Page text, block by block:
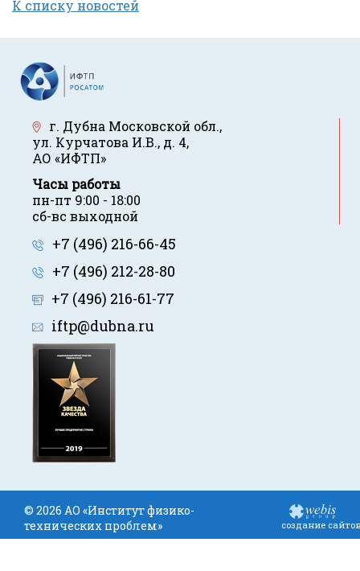
К списку новостей
г. Дубна Московской обл.,
ул. Курчатова И.В., д. 4,
АО «ИФТП»
Часы работы
пн-пт 9:00 - 18:00
сб-вс выходной
+7 (496) 216-66-45
+7 (496) 212-28-80
+7 (496) 216-61-77
iftp@dubna.ru
© 2026 АО «Институт физико-
технических проблем»
создание сайтов